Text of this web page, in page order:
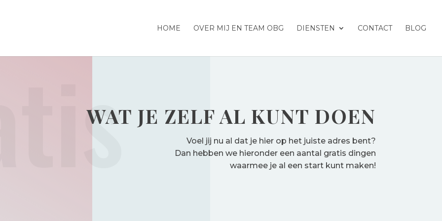
HOME OVER MIJ EN TEAM OBG DIENSTEN CONTACT BLOG
WAT JE ZELF AL KUNT DOEN
Voel jij nu al dat je hier op het juiste adres bent?
Dan hebben we hieronder een aantal gratis dingen
waarmee je al een start kunt maken!